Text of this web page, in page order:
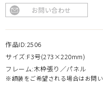
お問い合わせ
作品ID:2506
サイズ:F3号(273×220mm)
フレーム:木枠張り／パネル
※額装をご希望される場合はお問い